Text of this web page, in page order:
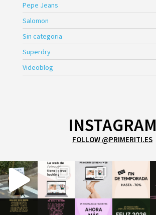
Pepe Jeans
Salomon
Sin categoria
Superdry
Videoblog
INSTAGRAM
FOLLOW @PRIMERITI.ES